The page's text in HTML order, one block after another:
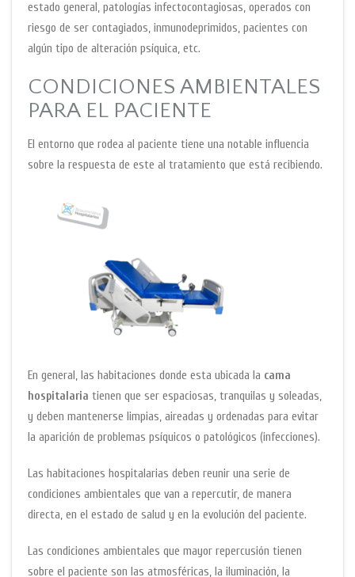
estado general, patologías infectocontagiosas, operados con
riesgo de ser contagiados, inmunodeprimidos, pacientes con
algún tipo de alteración psíquica, etc.
CONDICIONES AMBIENTALES
PARA EL PACIENTE
El entorno que rodea al paciente tiene una notable influencia
sobre la respuesta de este al tratamiento que está recibiendo.
En general, las habitaciones donde esta ubicada la cama
hospitalaria tienen que ser espaciosas, tranquilas y soleadas,
y deben mantenerse limpias, aireadas y ordenadas para evitar
la aparición de problemas psíquicos o patológicos (infecciones).
Las habitaciones hospitalarias deben reunir una serie de
condiciones ambientales que van a repercutir, de manera
directa, en el estado de salud y en la evolución del paciente.
Las condiciones ambientales que mayor repercusión tienen
sobre el paciente son las atmosféricas, la iluminación, la